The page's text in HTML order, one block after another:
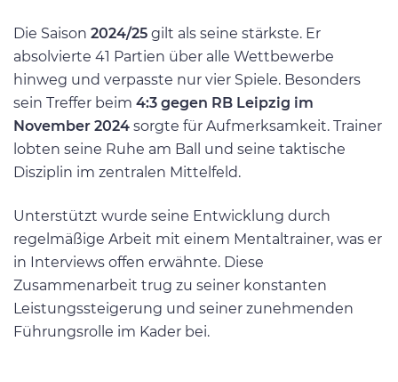
Die Saison 2024/25 gilt als seine stärkste. Er
absolvierte 41 Partien über alle Wettbewerbe
hinweg und verpasste nur vier Spiele. Besonders
sein Treffer beim 4:3 gegen RB Leipzig im
November 2024 sorgte für Aufmerksamkeit. Trainer
lobten seine Ruhe am Ball und seine taktische
Disziplin im zentralen Mittelfeld.
Unterstützt wurde seine Entwicklung durch
regelmäßige Arbeit mit einem Mentaltrainer, was er
in Interviews offen erwähnte. Diese
Zusammenarbeit trug zu seiner konstanten
Leistungssteigerung und seiner zunehmenden
Führungsrolle im Kader bei.